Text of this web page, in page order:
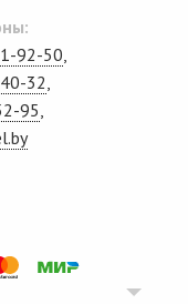
92-50
32
95